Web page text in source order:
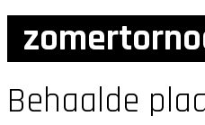
Behaalde